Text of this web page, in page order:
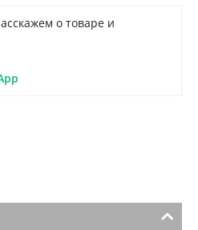
о товаре и